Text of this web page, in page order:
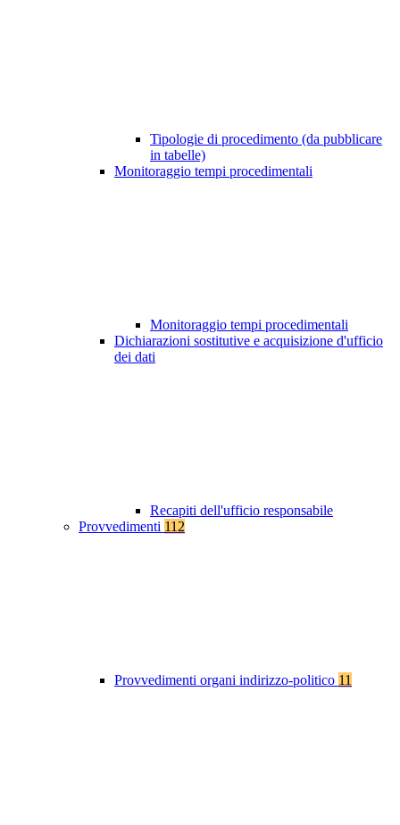
Tipologie di procedimento (da pubblicare
in tabelle)
Monitoraggio tempi procedimentali
Monitoraggio tempi procedimentali
Dichiarazioni sostitutive e acquisizione d'ufficio
dei dati
Recapiti dell'ufficio responsabile
Provvedimenti 112
Provvedimenti organi indirizzo-politico 11